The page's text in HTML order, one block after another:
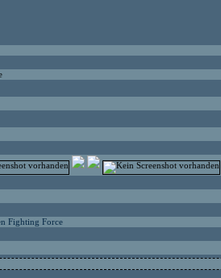
Fighting Force